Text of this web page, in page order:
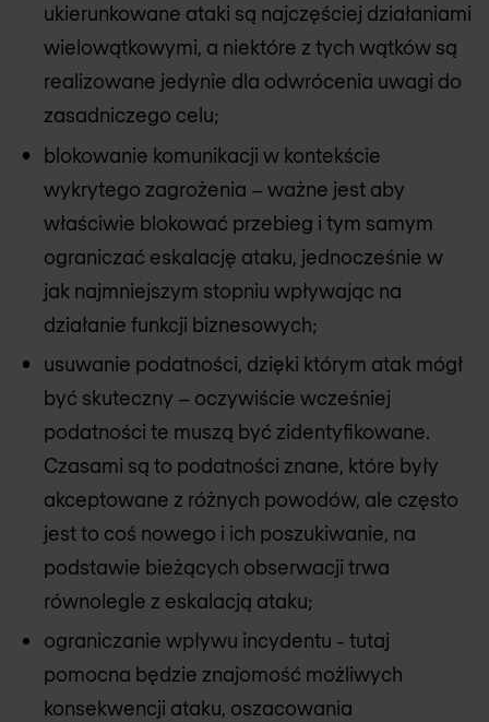
ukierunkowane ataki są najczęściej działaniami
wielowątkowymi, a niektóre z tych wątków są
realizowane jedynie dla odwrócenia uwagi do
zasadniczego celu;
blokowanie komunikacji w kontekście
wykrytego zagrożenia – ważne jest aby
właściwie blokować przebieg i tym samym
ograniczać eskalację ataku, jednocześnie w
jak najmniejszym stopniu wpływając na
działanie funkcji biznesowych;
usuwanie podatności, dzięki którym atak mógł
być skuteczny – oczywiście wcześniej
podatności te muszą być zidentyfikowane.
Czasami są to podatności znane, które były
akceptowane z różnych powodów, ale często
jest to coś nowego i ich poszukiwanie, na
podstawie bieżących obserwacji trwa
równolegle z eskalacją ataku;
ograniczanie wpływu incydentu - tutaj
pomocna będzie znajomość możliwych
konsekwencji ataku, oszacowania